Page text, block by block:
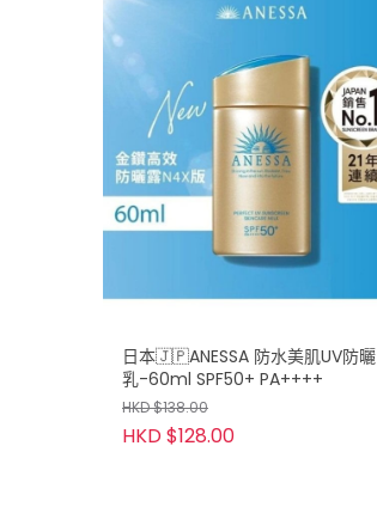
日本🇯🇵ANESSA 防水美肌UV防曬
乳-60ml SPF50+ PA++++
HKD $138.00
HKD $128.00